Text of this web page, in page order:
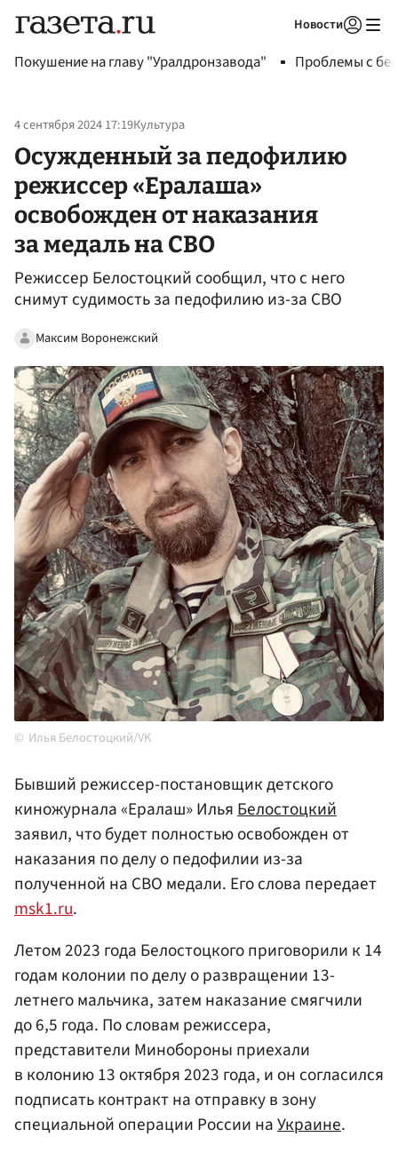
Новости
Покушение на главу "Уралдронзавода" Проблемы с
4 сентября 2024 17:19Культура
Осужденный за педофилию
режиссер «Ералаша»
освобожден от наказания
за медаль на СВО
Режиссер Белостоцкий сообщил, что с него
снимут судимость за педофилию из-за СВО
Максим Воронежский
Илья Белостоцкий/VK
Бывший режиссер-постановщик детского
киножурнала «Ералаш» ИльяБелостоцкий
заявил, что будет полностью освобожден от
наказания по делу о педофилии из-за
полученной на СВО медали. Его слова передает
msk1.ru.
Летом 2023 года Белостоцкого приговорили к 14
годам колонии по делу о развращении 13-
летнего мальчика, затем наказание смягчили
до 6,5 года. По словам режиссера,
представители Минобороны приехали
в колонию 13 октября 2023 года, и он согласился
подписать контракт на отправку в зону
специальной операции России наУкраине.